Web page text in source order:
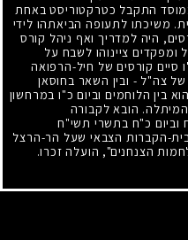
במוסד התקבל כטרקטוריסט באחת
משיכתו לתעופה הביאתהו לידי
היה למדריך ואף ניהל קורס
ומפקדים ציינוהו לשבח על
סיים קורסים של חיל-הרפואה
של צה"ל - ובין השאר בחוסאן
בין הלוחמים וביום כ"ו במרחשון
הובא לקבורה
כ"ח בתשרי תשי"ח
הקברות הצבאי שעל הר-הרצל
הצנחנים", הועלה זכרו.